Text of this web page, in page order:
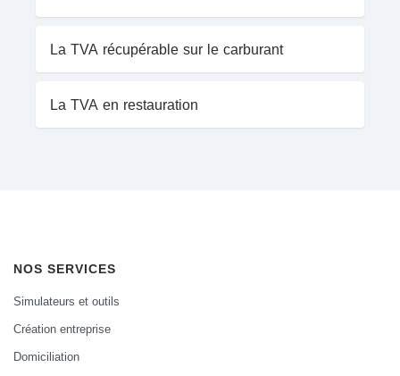
La TVA récupérable sur le carburant
La TVA en restauration
NOS SERVICES
Simulateurs et outils
Création entreprise
Domiciliation